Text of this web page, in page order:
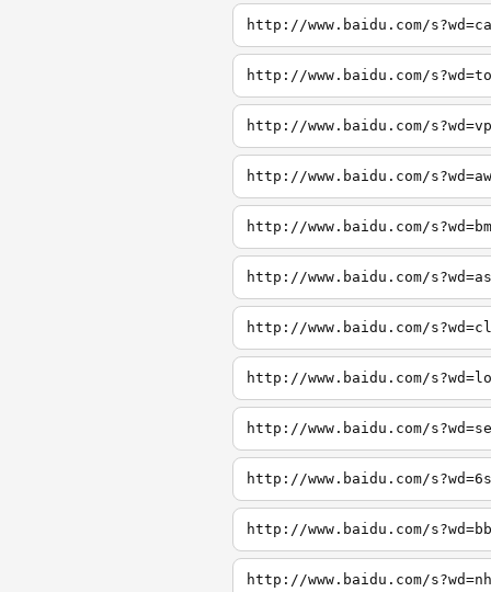
http://www.baidu.com/
http://www.baidu.com/
http://www.baidu.com/
http://www.baidu.com/
http://www.baidu.com/
http://www.baidu.com/
http://www.baidu.com/
http://www.baidu.com/
http://www.baidu.com/
http://www.baidu.com/
http://www.baidu.com/
http://www.baidu.com/